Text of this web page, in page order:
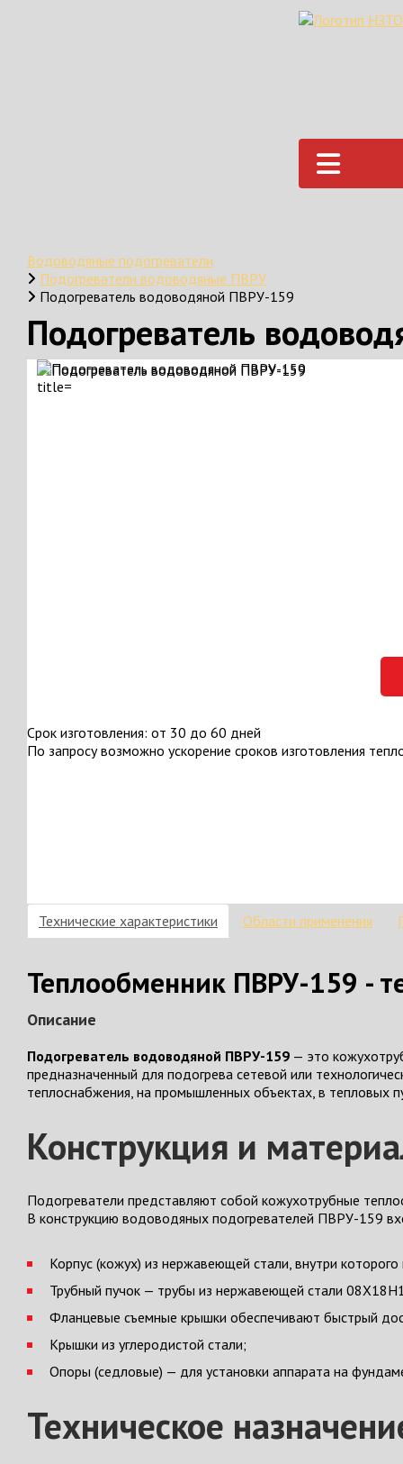
Водоводяные подогреватели
Подогреватели водоводяные ПВРУ
Подогреватель водоводяной ПВРУ-159
Подогреватель
Срок изготовления: от 30 до 60 дней
По запросу возможно ускорение сроков изготовления
Технические характеристики Области применения
Теплообменник ПВРУ-159 -
Описание
Подогреватель водоводяной ПВРУ-159 — это
предназначенный для подогрева сетевой или
теплоснабжения, на промышленных объектах, в тепловых
Конструкция и
Подогреватели представляют собой кожухотрубные
В конструкцию водоводяных подогревателей ПВРУ-159
Корпус (кожух) из нержавеющей стали, внутри
Трубный пучок — трубы из нержавеющей стали
Фланцевые съемные крышки обеспечивают быстрый
Крышки из углеродистой стали;
Опоры (седловые) — для установки аппарата на
Техническое